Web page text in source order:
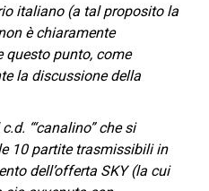
italiano (a tal proposito la
è chiaramente
questo punto, come
la discussione della
“‘canalino” che si
10 partite trasmissibili in
dell’offerta SKY (la cui